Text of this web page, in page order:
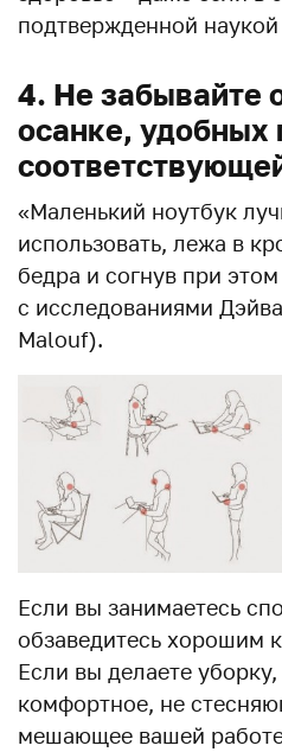
подтвержденной
4. Не забывайте
осанке, удобных
«Маленький ноутбук
использовать, лежа в
бедра и согнув при
с исследованиями
Malouf).
Если вы занимаетесь
обзаведитесь хорошим
Если вы делаете
комфортное, не
мешающее вашей